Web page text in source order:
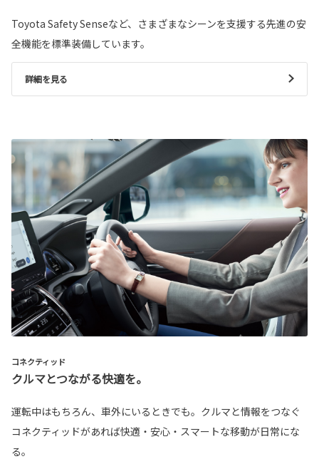
Toyota Safety Senseなど、さまざまなシーンを支援する先進の安
全機能を標準装備しています。
詳細を見る
コネクティッド
クルマとつながる快適を。
運転中はもちろん、車外にいるときでも。クルマと情報をつなぐ
コネクティッドがあれば快適・安心・スマートな移動が日常にな
る。